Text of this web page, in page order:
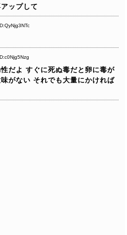
ップして
だよ すぐに死ぬ毒だと卵に毒が
がない それでも大量にかければ